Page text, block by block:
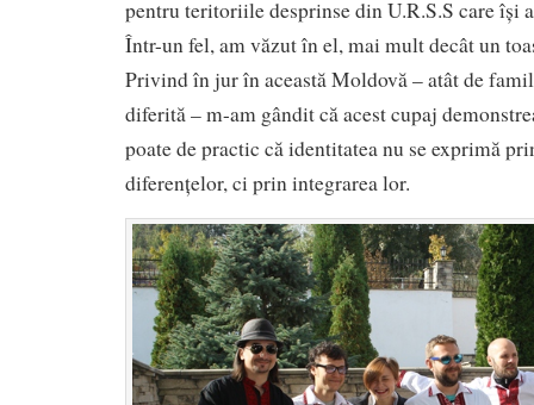
pentru teritoriile desprinse din U.R.S.S care își
Într-un fel, am văzut în el, mai mult decât un
Privind în jur în această Moldovă – atât de
diferită – m-am gândit că acest cupaj
poate de practic că identitatea nu se exprimă
diferențelor, ci prin integrarea lor.